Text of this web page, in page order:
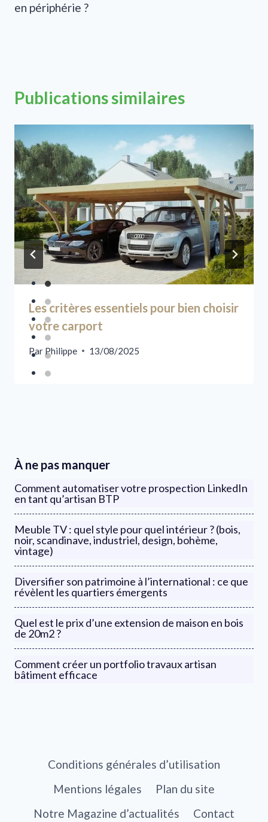
en périphérie ?
Publications similaires
Les critères essentiels pour bien choisir
votre carport
Par Philippe 13/08/2025
À ne pas manquer
Comment automatiser votre prospection LinkedIn
en tant qu’artisan BTP
Meuble TV : quel style pour quel intérieur ? (bois,
noir, scandinave, industriel, design, bohème,
vintage)
Diversifier son patrimoine à l’international : ce que
révèlent les quartiers émergents
Quel est le prix d’une extension de maison en bois
de 20m2 ?
Comment créer un portfolio travaux artisan
bâtiment efficace
Conditions générales d’utilisation
Mentions légales
Plan du site
Notre Magazine d’actualités
Contact